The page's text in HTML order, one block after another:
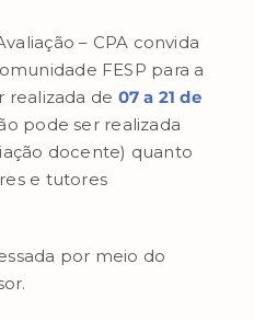
– CPA convida
FESP para a
realizada de 07 a 21 de
pode ser realizada
docente) quanto
e tutores
por meio do